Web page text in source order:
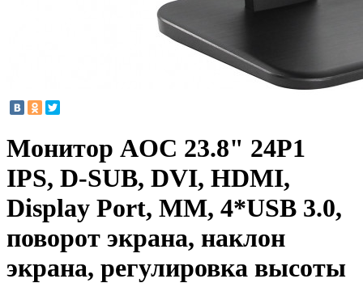
Монитор AOC 23.8" 24P1
IPS, D-SUB, DVI, HDMI,
Display Port, MM, 4*USB 3.0,
поворот экрана, наклон
экрана, регулировка высоты